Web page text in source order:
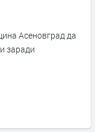
Асеновград да
заради